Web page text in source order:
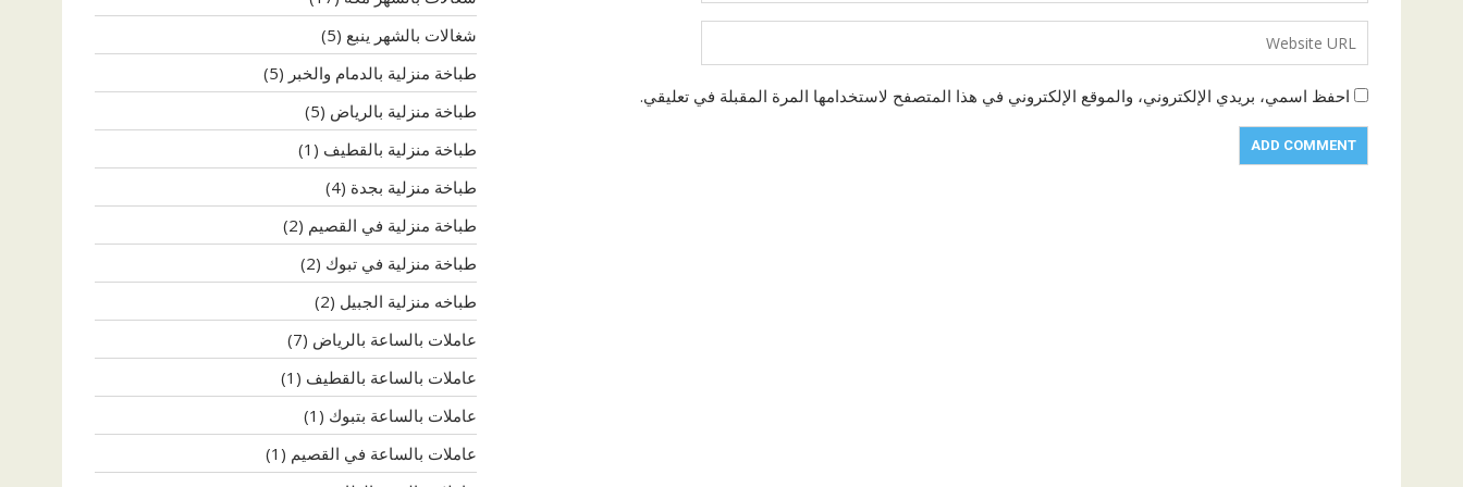
احفظ اسمي، بريدي الإلكتروني، والموقع الإلكتروني في هذا المتصفح لاستخدامها المرة المقبلة في تعليقي.
شغالات بالشهر ينبع (5)
طباخة منزلية بالدمام والخبر (5)
طباخة منزلية بالرياض (5)
طباخة منزلية بالقطيف (1)
طباخة منزلية بجدة (4)
طباخة منزلية في القصيم (2)
طباخة منزلية في تبوك (2)
طباخه منزلية الجبيل (2)
عاملات بالساعة بالرياض (7)
عاملات بالساعة بالقطيف (1)
عاملات بالساعة بتبوك (1)
عاملات بالساعة في القصيم (1)